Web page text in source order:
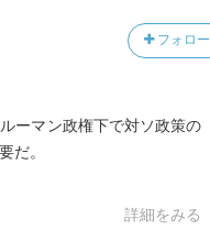
フォロー
ーマン政権下で対ソ政策の
だ。
詳細をみる